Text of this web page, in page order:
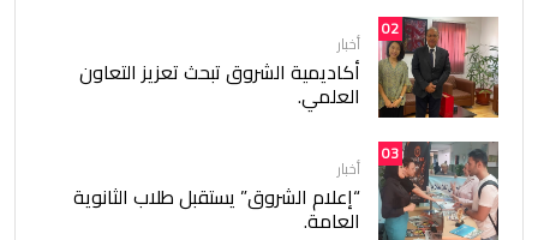
02
أخبار
أكاديمية الشروق تبحث تعزيز التعاون
العلمي.
03
أخبار
“إعلام الشروق” يستقبل طلاب الثانوية
العامة.